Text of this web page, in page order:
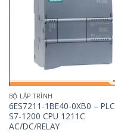
BỘ LẬP TRÌNH
6ES7211-1BE40-0XB0 – PLC
S7-1200 CPU 1211C
AC/DC/RELAY